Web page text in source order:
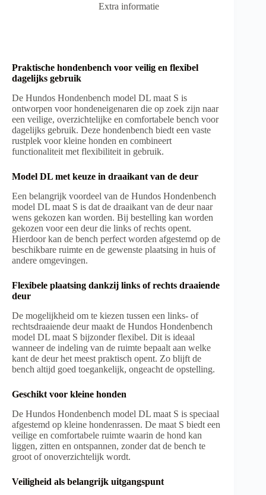
Extra informatie
Praktische hondenbench voor veilig en flexibel
dagelijks gebruik
De Hundos Hondenbench model DL maat S is
ontworpen voor hondeneigenaren die op zoek zijn naar
een veilige, overzichtelijke en comfortabele bench voor
dagelijks gebruik. Deze hondenbench biedt een vaste
rustplek voor kleine honden en combineert
functionaliteit met flexibiliteit in gebruik.
Model DL met keuze in draaikant van de deur
Een belangrijk voordeel van de Hundos Hondenbench
model DL maat S is dat de draaikant van de deur naar
wens gekozen kan worden. Bij bestelling kan worden
gekozen voor een deur die links of rechts opent.
Hierdoor kan de bench perfect worden afgestemd op de
beschikbare ruimte en de gewenste plaatsing in huis of
andere omgevingen.
Flexibele plaatsing dankzij links of rechts draaiende
deur
De mogelijkheid om te kiezen tussen een links- of
rechtsdraaiende deur maakt de Hundos Hondenbench
model DL maat S bijzonder flexibel. Dit is ideaal
wanneer de indeling van de ruimte bepaalt aan welke
kant de deur het meest praktisch opent. Zo blijft de
bench altijd goed toegankelijk, ongeacht de opstelling.
Geschikt voor kleine honden
De Hundos Hondenbench model DL maat S is speciaal
afgestemd op kleine hondenrassen. De maat S biedt een
veilige en comfortabele ruimte waarin de hond kan
liggen, zitten en ontspannen, zonder dat de bench te
groot of onoverzichtelijk wordt.
Veiligheid als belangrijk uitgangspunt